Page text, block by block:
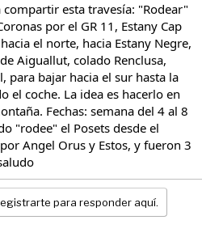
esta travesía: "Rodear"
por el GR 11, Estany Cap
el norte, hacia Estany Negre,
Aiguallut, colado Renclusa,
para bajar hacia el sur hasta la
el coche. La idea es hacerlo en
Fechas: semana del 4 al 8
"rodee" el Posets desde el
Angel Orus y Estos, y fueron 3
para responder aquí.